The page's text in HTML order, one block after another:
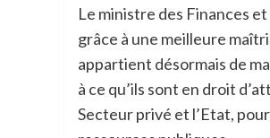
Le ministre des Finances
grâce à une meilleure
appartient désormais de
à ce qu’ils sont en droit
Secteur privé et l’Etat,